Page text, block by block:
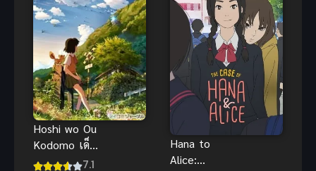
Hoshi wo Ou
Kodomo เด็ก
สาวกับเสียง7.1
Hana to
Alice: